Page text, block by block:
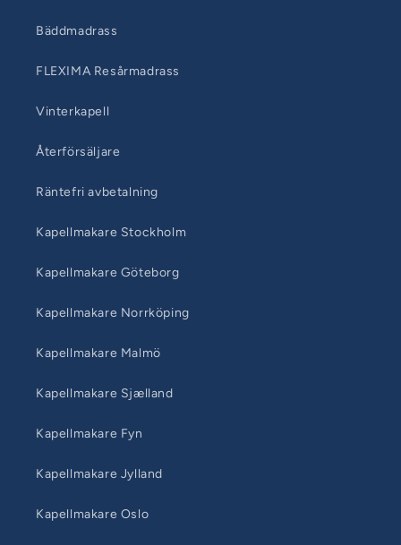
Bäddmadrass
FLEXIMA Resårmadrass
Vinterkapell
Återförsäljare
Räntefri avbetalning
Kapellmakare Stockholm
Kapellmakare Göteborg
Kapellmakare Norrköping
Kapellmakare Malmö
Kapellmakare Sjælland
Kapellmakare Fyn
Kapellmakare Jylland
Kapellmakare Oslo